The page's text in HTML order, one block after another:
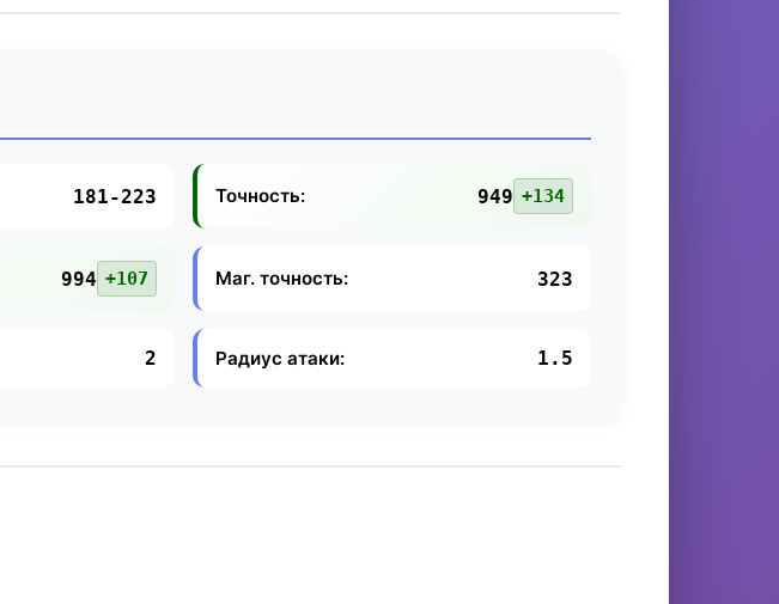
181-223 Точность: 949 +134
994 +107 Маг. точность: 323
2 Радиус атаки: 1.5